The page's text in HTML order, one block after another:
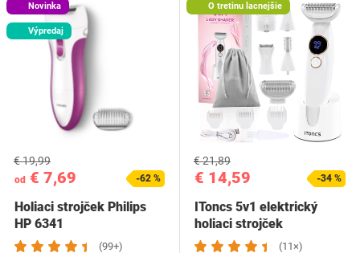
Novinka
Výpredaj
od € 7,69
€ 19,99
-62 %
Holiaci strojček Philips
HP 6341
(99+)
O tretinu lacnejšie
€ 14,59
€ 21,89
-34 %
IToncs 5v1 elektrický
holiaci strojček
(11×)